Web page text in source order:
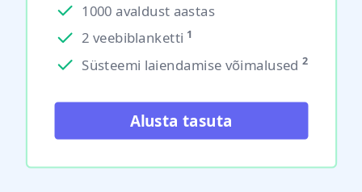
1000 avaldust aastas
2 veebiblanketti 1
Süsteemi laiendamise võimalused 2
Alusta tasuta